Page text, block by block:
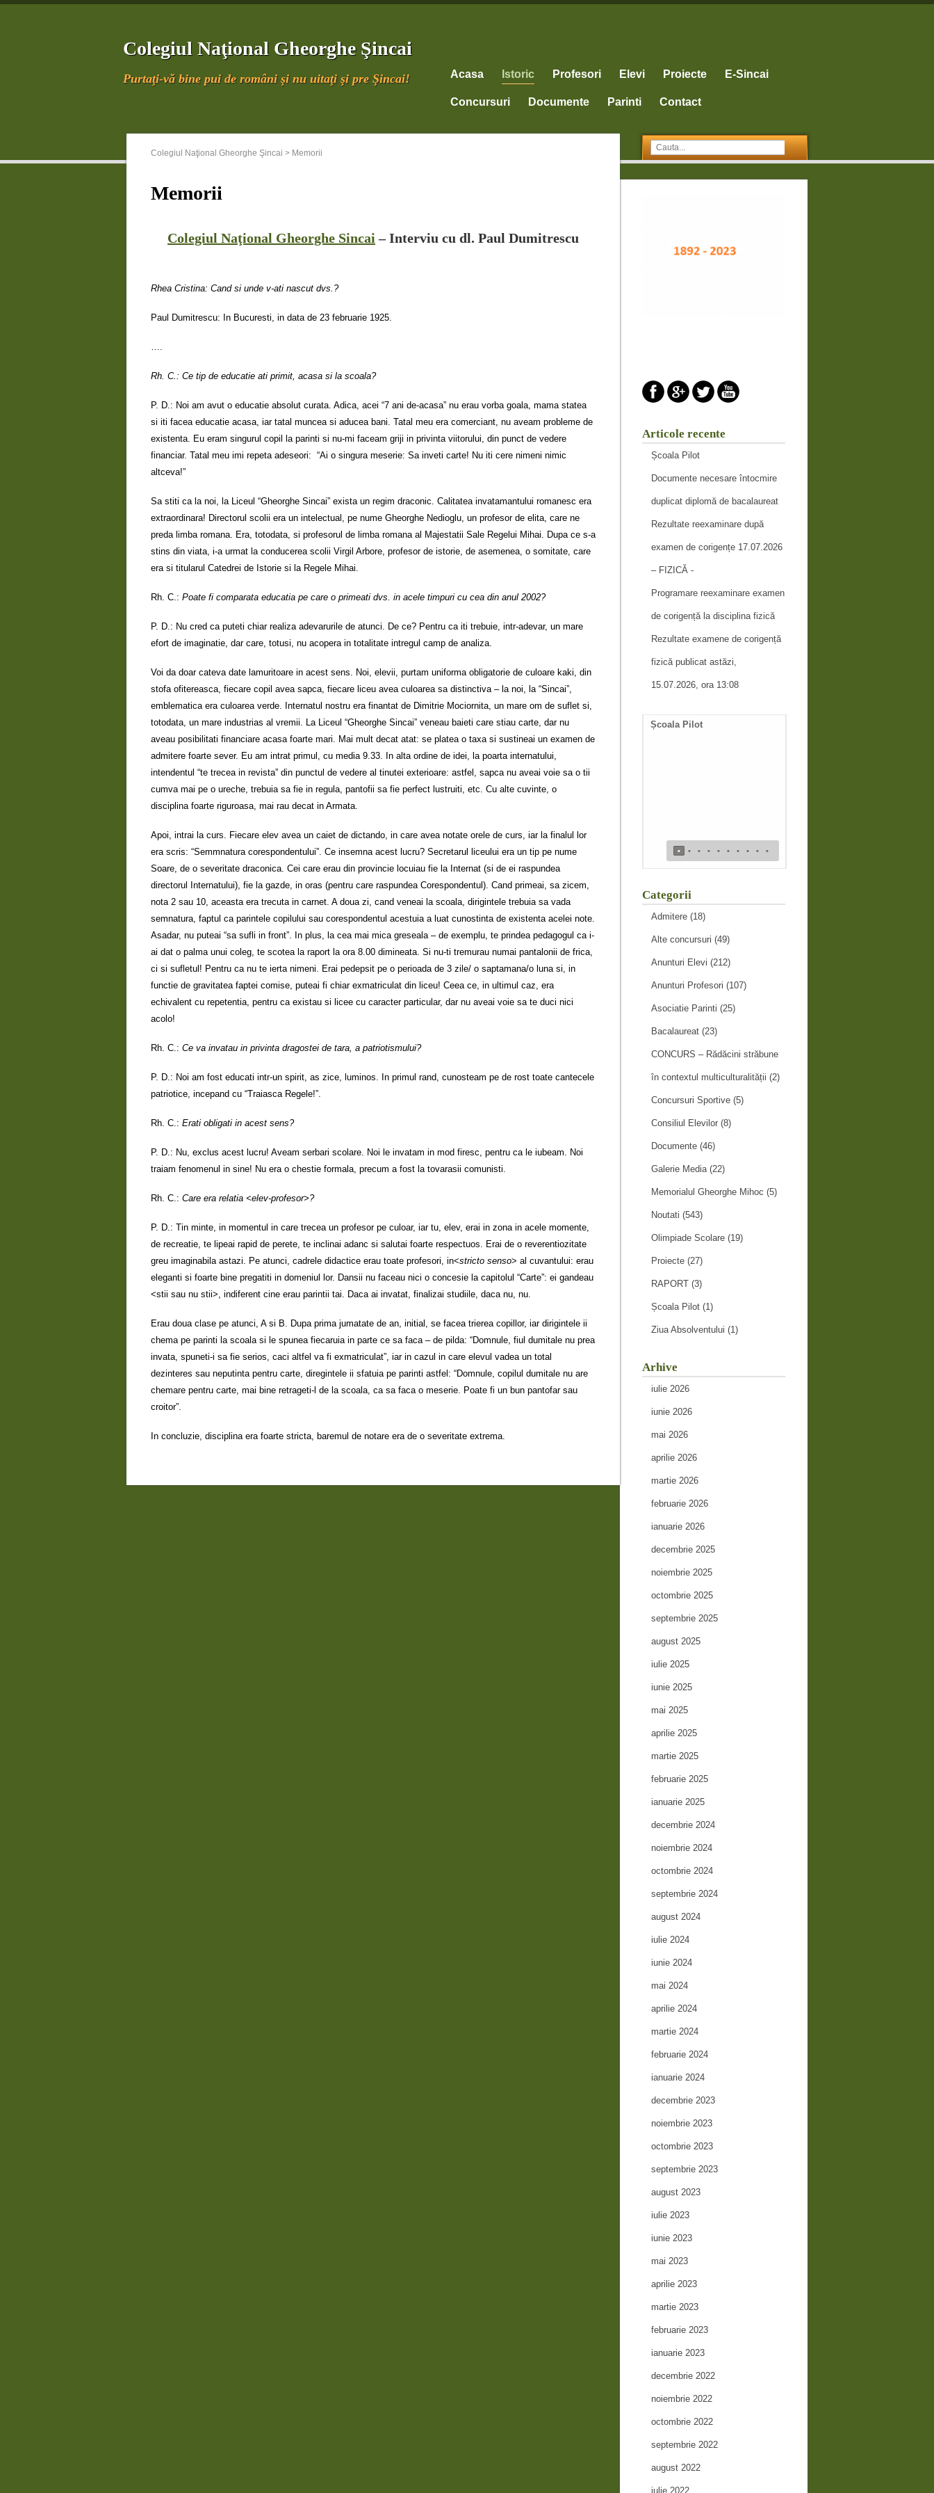
Colegiul Naţional Gheorghe Şincai
Purtaţi-vă bine pui de români şi nu uitaţi şi pre Şincai! Acasa Istoric Profesori Elevi Proiecte E-Sincai
Concursuri Documente Parinti Contact
Colegiul Naţional Gheorghe Şincai > Memorii
Memorii
Colegiul Naţional Gheorghe Sincai – Interviu cu dl. Paul Dumitrescu
Rhea Cristina: Cand si unde v-ati nascut dvs.?
Paul Dumitrescu: In Bucuresti, in data de 23 februarie 1925.
….
Rh. C.: Ce tip de educatie ati primit, acasa si la scoala?
P. D.: Noi am avut o educatie absolut curata. Adica, acei “7 ani de-acasa” nu erau vorba goala, mama statea
si iti facea educatie acasa, iar tatal muncea si aducea bani. Tatal meu era comerciant, nu aveam probleme de
existenta. Eu eram singurul copil la parinti si nu-mi faceam griji in privinta viitorului, din punct de vedere
financiar. Tatal meu imi repeta adeseori: “Ai o singura meserie: Sa inveti carte! Nu iti cere nimeni nimic
altceva!”
Sa stiti ca la noi, la Liceul “Gheorghe Sincai” exista un regim draconic. Calitatea invatamantului romanesc era
extraordinara! Directorul scolii era un intelectual, pe nume Gheorghe Nedioglu, un profesor de elita, care ne
preda limba romana. Era, totodata, si profesorul de limba romana al Majestatii Sale Regelui Mihai. Dupa ce s-a
stins din viata, i-a urmat la conducerea scolii Virgil Arbore, profesor de istorie, de asemenea, o somitate, care
era si titularul Catedrei de Istorie si la Regele Mihai.
Rh. C.: Poate fi comparata educatia pe care o primeati dvs. in acele timpuri cu cea din anul 2002?
P. D.: Nu cred ca puteti chiar realiza adevarurile de atunci. De ce? Pentru ca iti trebuie, intr-adevar, un mare
efort de imaginatie, dar care, totusi, nu acopera in totalitate intregul camp de analiza.
Voi da doar cateva date lamuritoare in acest sens. Noi, elevii, purtam uniforma obligatorie de culoare kaki, din
stofa ofitereasca, fiecare copil avea sapca, fiecare liceu avea culoarea sa distinctiva – la noi, la “Sincai”,
emblematica era culoarea verde. Internatul nostru era finantat de Dimitrie Mociornita, un mare om de suflet si,
totodata, un mare industrias al vremii. La Liceul “Gheorghe Sincai” veneau baieti care stiau carte, dar nu
aveau posibilitati financiare acasa foarte mari. Mai mult decat atat: se platea o taxa si sustineai un examen de
admitere foarte sever. Eu am intrat primul, cu media 9.33. In alta ordine de idei, la poarta internatului,
intendentul “te trecea in revista” din punctul de vedere al tinutei exterioare: astfel, sapca nu aveai voie sa o tii
cumva mai pe o ureche, trebuia sa fie in regula, pantofii sa fie perfect lustruiti, etc. Cu alte cuvinte, o
disciplina foarte riguroasa, mai rau decat in Armata.
Apoi, intrai la curs. Fiecare elev avea un caiet de dictando, in care avea notate orele de curs, iar la finalul lor
era scris: “Semmnatura corespondentului”. Ce insemna acest lucru? Secretarul liceului era un tip pe nume
Soare, de o severitate draconica. Cei care erau din provincie locuiau fie la Internat (si de ei raspundea
directorul Internatului), fie la gazde, in oras (pentru care raspundea Corespondentul). Cand primeai, sa zicem,
nota 2 sau 10, aceasta era trecuta in carnet. A doua zi, cand veneai la scoala, dirigintele trebuia sa vada
semnatura, faptul ca parintele copilului sau corespondentul acestuia a luat cunostinta de existenta acelei note.
Asadar, nu puteai “sa sufli in front”. In plus, la cea mai mica greseala – de exemplu, te prindea pedagogul ca i-
ai dat o palma unui coleg, te scotea la raport la ora 8.00 dimineata. Si nu-ti tremurau numai pantalonii de frica,
ci si sufletul! Pentru ca nu te ierta nimeni. Erai pedepsit pe o perioada de 3 zile/ o saptamana/o luna si, in
functie de gravitatea faptei comise, puteai fi chiar exmatriculat din liceu! Ceea ce, in ultimul caz, era
echivalent cu repetentia, pentru ca existau si licee cu caracter particular, dar nu aveai voie sa te duci nici
acolo!
Rh. C.: Ce va invatau in privinta dragostei de tara, a patriotismului?
P. D.: Noi am fost educati intr-un spirit, as zice, luminos. In primul rand, cunosteam pe de rost toate cantecele
patriotice, incepand cu “Traiasca Regele!”.
Rh. C.: Erati obligati in acest sens?
P. D.: Nu, exclus acest lucru! Aveam serbari scolare. Noi le invatam in mod firesc, pentru ca le iubeam. Noi
traiam fenomenul in sine! Nu era o chestie formala, precum a fost la tovarasii comunisti.
Rh. C.: Care era relatia <elev-profesor>?
P. D.: Tin minte, in momentul in care trecea un profesor pe culoar, iar tu, elev, erai in zona in acele momente,
de recreatie, te lipeai rapid de perete, te inclinai adanc si salutai foarte respectuos. Erai de o reverentiozitate
greu imaginabila astazi. Pe atunci, cadrele didactice erau toate profesori, in<stricto senso> al cuvantului: erau
eleganti si foarte bine pregatiti in domeniul lor. Dansii nu faceau nici o concesie la capitolul “Carte”: ei gandeau
<stii sau nu stii>, indiferent cine erau parintii tai. Daca ai invatat, finalizai studiile, daca nu, nu.
Erau doua clase pe atunci, A si B. Dupa prima jumatate de an, initial, se facea trierea copillor, iar dirigintele ii
chema pe parinti la scoala si le spunea fiecaruia in parte ce sa faca – de pilda: “Domnule, fiul dumitale nu prea
invata, spuneti-i sa fie serios, caci altfel va fi exmatriculat”, iar in cazul in care elevul vadea un total
dezinteres sau neputinta pentru carte, diregintele ii sfatuia pe parinti astfel: “Domnule, copilul dumitale nu are
chemare pentru carte, mai bine retrageti-l de la scoala, ca sa faca o meserie. Poate fi un bun pantofar sau
croitor”.
In concluzie, disciplina era foarte stricta, baremul de notare era de o severitate extrema.
Articole recente
Școala Pilot
Documente necesare întocmire
duplicat diplomă de bacalaureat
Rezultate reexaminare după
examen de corigențe 17.07.2026
– FIZICĂ -
Programare reexaminare examen
de corigență la disciplina fizică
Rezultate examene de corigență
fizică publicat astăzi,
15.07.2026, ora 13:08
Școala Pilot
• • • • • • • • • •
Categorii
Admitere (18)
Alte concursuri (49)
Anunturi Elevi (212)
Anunturi Profesori (107)
Asociatie Parinti (25)
Bacalaureat (23)
CONCURS – Rădăcini străbune
în contextul multiculturalității (2)
Concursuri Sportive (5)
Consiliul Elevilor (8)
Documente (46)
Galerie Media (22)
Memorialul Gheorghe Mihoc (5)
Noutati (543)
Olimpiade Scolare (19)
Proiecte (27)
RAPORT (3)
Școala Pilot (1)
Ziua Absolventului (1)
Arhive
iulie 2026
iunie 2026
mai 2026
aprilie 2026
martie 2026
februarie 2026
ianuarie 2026
decembrie 2025
noiembrie 2025
octombrie 2025
septembrie 2025
august 2025
iulie 2025
iunie 2025
mai 2025
aprilie 2025
martie 2025
februarie 2025
ianuarie 2025
decembrie 2024
noiembrie 2024
octombrie 2024
septembrie 2024
august 2024
iulie 2024
iunie 2024
mai 2024
aprilie 2024
martie 2024
februarie 2024
ianuarie 2024
decembrie 2023
noiembrie 2023
octombrie 2023
septembrie 2023
august 2023
iulie 2023
iunie 2023
mai 2023
aprilie 2023
martie 2023
februarie 2023
ianuarie 2023
decembrie 2022
noiembrie 2022
octombrie 2022
septembrie 2022
august 2022
iulie 2022